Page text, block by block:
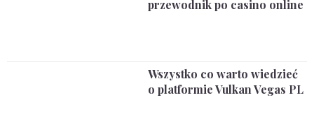
przewodnik po casino online
Wszystko co warto wiedzieć
o platformie Vulkan Vegas PL